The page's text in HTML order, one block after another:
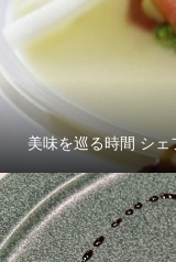
美味を巡る時間 シェ